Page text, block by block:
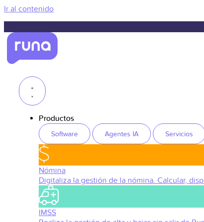
Ir al contenido
Productos
Software Agentes IA Servicios
Nómina
Digitaliza la gestión de la nómina. Calcular,
IMSS